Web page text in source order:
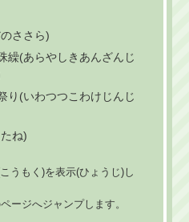
ささら)
繰(あらやしきあんざんじ
り(いわつつこわけじんじ
ね)
うもく)を表示(ひょうじ)し
ージへジャンプします。